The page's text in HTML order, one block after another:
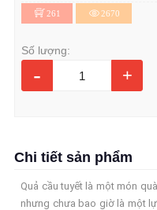
261 2670
Số lượng:
- +
Chi tiết sản phẩm
Quả cầu tuyết là một món
nhưng chưa bao giờ là một